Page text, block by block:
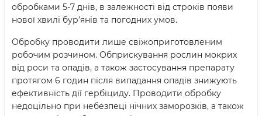
обробками 5-7 днів, в залежності від строків появи
нової хвилі бур’янів та погодних умов.
Обробку проводити лише свіжоприготовленим
робочим розчином. Обприскування рослин мокрих
від роси та опадів, а також застосування препарату
протягом 6 годин після випадання опадів знижують
ефективність дії гербіциду. Проводити обробку
недоцільно при небезпеці нічних заморозків, а також